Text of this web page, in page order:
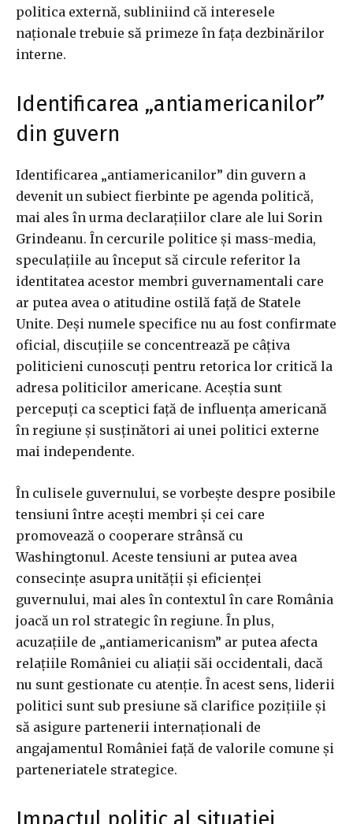
politica externă, subliniind că interesele
naționale trebuie să primeze în fața dezbinărilor
interne.
Identificarea „antiamericanilor”
din guvern
Identificarea „antiamericanilor” din guvern a
devenit un subiect fierbinte pe agenda politică,
mai ales în urma declarațiilor clare ale lui Sorin
Grindeanu. În cercurile politice și mass-media,
speculațiile au început să circule referitor la
identitatea acestor membri guvernamentali care
ar putea avea o atitudine ostilă față de Statele
Unite. Deși numele specifice nu au fost confirmate
oficial, discuțiile se concentrează pe câțiva
politicieni cunoscuți pentru retorica lor critică la
adresa politicilor americane. Aceștia sunt
percepuți ca sceptici față de influența americană
în regiune și susținători ai unei politici externe
mai independente.
În culisele guvernului, se vorbește despre posibile
tensiuni între acești membri și cei care
promovează o cooperare strânsă cu
Washingtonul. Aceste tensiuni ar putea avea
consecințe asupra unității și eficienței
guvernului, mai ales în contextul în care România
joacă un rol strategic în regiune. În plus,
acuzațiile de „antiamericanism” ar putea afecta
relațiile României cu aliații săi occidentali, dacă
nu sunt gestionate cu atenție. În acest sens, liderii
politici sunt sub presiune să clarifice pozițiile și
să asigure partenerii internaționali de
angajamentul României față de valorile comune și
parteneriatele strategice.